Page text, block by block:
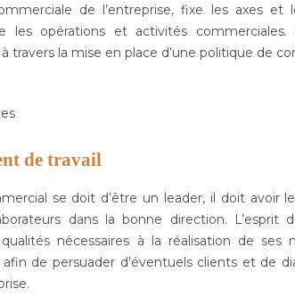
de l’entreprise, fixe les axes et
les opérations et activités
travers la mise en place d’une politique de
de travail
se doit d’être un leader, il doit avoir
dans la bonne direction. L’esprit
nécessaires à la réalisation de ses
de persuader d’éventuels clients et de